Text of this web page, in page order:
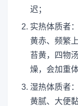
迟；
实热体质者
黄赤、频繁
苔黄，四物
燥，会加重
湿热体质者
黄腻、大便